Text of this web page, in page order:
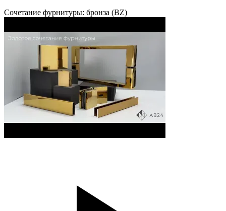
Сочетание фурнитуры: бронза (BZ)